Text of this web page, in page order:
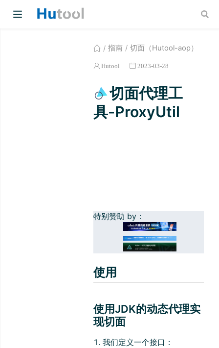
指南 切面（Hutool-aop）
Hutool 2023-03-28
切面代理工
具-ProxyUtil
特别赞助 by：
使用
使用JDK的动态代理实
现切面
我们定义一个接口：